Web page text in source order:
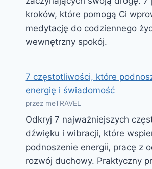
kroków, które pomogą Ci
medytację do codziennego
wewnętrzny spokój.
7 częstotliwości, które
energię i świadomość
przez meTRAVEL
Odkryj 7 najważniejszych
dźwięku i wibracji, które
podnoszenie energii, pracę z
rozwój duchowy. Praktyczny